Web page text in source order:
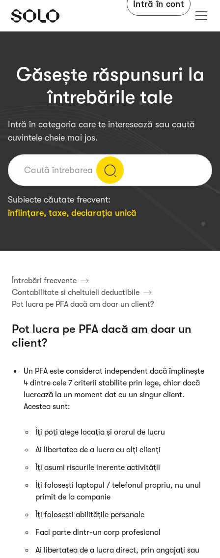
Intră în cont
Găsește răspunsuri la
întrebările tale
Intră în categoria care te interesează sau caută
cuvintele cheie mai jos.
Subiecte căutate frecvent:
înființare, taxe, declarația unică
Întrebări frecvente
Contabilitate si cheltuieli deductibile
Pot lucra pe PFA dacă am doar un client?
Pot lucra pe PFA dacă am doar un
client?
Un PFA este considerat independent dacă împlinește
4 dintre cele 7 criterii stabilite prin lege, chiar dacă
lucrează la un moment dat cu un singur client.
Acestea sunt:
Îți poți alege locația și orarul de lucru
Ai libertatea de a lucra cu alți clienți
Îți asumi riscurile inerente activității
Îți folosești laptopul / telefonul propriu, nu unul
primit de la companie
Îți folosești abilitățile personale
Faci parte dintr-un corp profesional
Ai libertatea de a lucra direct, prin angajați sau